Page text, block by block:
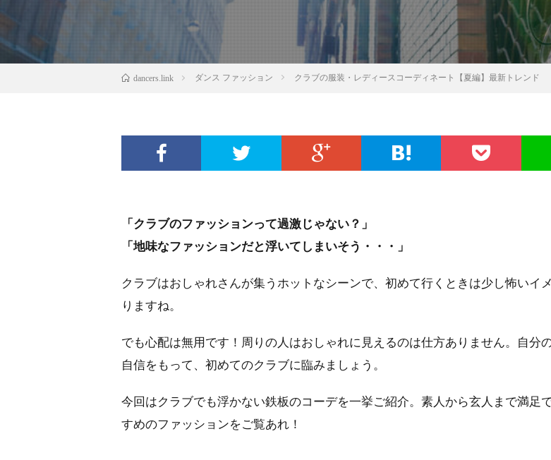
dancers.link ダンス ファッション クラブの服装・レディースコーディネート【夏編】最新トレンド
「クラブのファッションって過激じゃない？」
「地味なファッションだと浮いてしまいそう・・・」
クラブはおしゃれさんが集うホットなシーンで、初めて行くときは少し怖いイ
りますね。
でも心配は無用です！周りの人はおしゃれに見えるのは仕方ありません。自分
自信をもって、初めてのクラブに臨みましょう。
今回はクラブでも浮かない鉄板のコーデを一挙ご紹介。素人から玄人まで満足
すめのファッションをご覧あれ！